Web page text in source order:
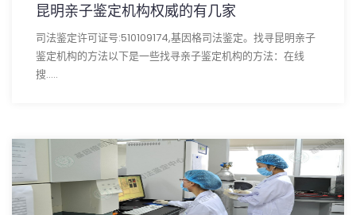
昆明亲子鉴定机构权威的有几家
司法鉴定许可证号:510109174,基因格司法鉴定。找寻昆明亲子
鉴定机构的方法以下是一些找寻亲子鉴定机构的方法：在线
搜.....